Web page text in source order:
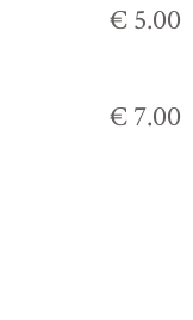
€ 5.00
€ 7.00